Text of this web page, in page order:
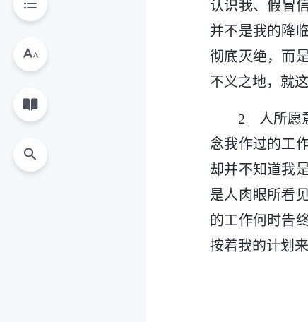
认识我、假冒
并不是我的降
彻底灭绝，而
不义之地，就
2 人所愿
念我作过的工
却并不知道我
是人肉眼所看
的工作何时告
按着我的计划